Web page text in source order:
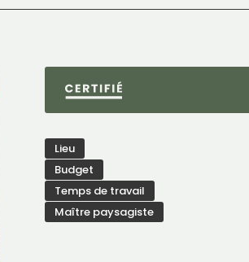
Lieu
Budget
Temps de travail
Maître paysagiste